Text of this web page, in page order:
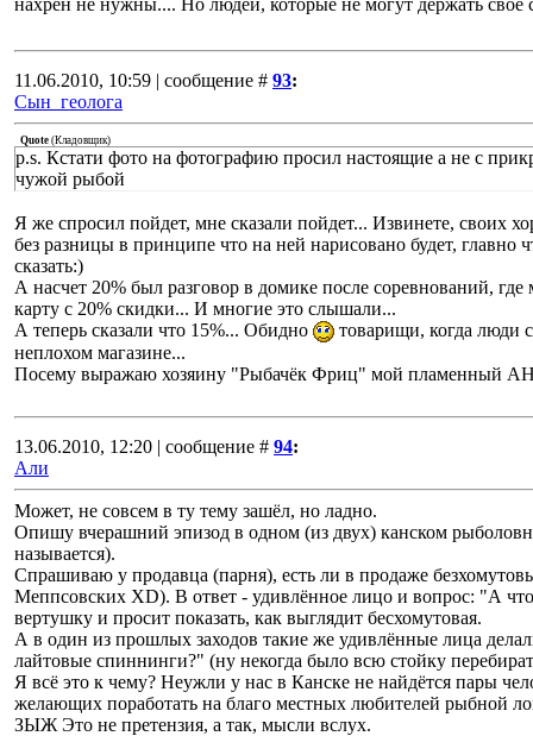
нахрен не нужны.... Но людей, которые не могут держать
11.06.2010, 10:59 | сообщение # 93:
Сын_геолога
Quote (Кладовщик)
p.s. Кстати фото на фотографию просил настоящие а не с
чужой рыбой
Я же спросил пойдет, мне сказали пойдет... Извинете, своих
без разницы в принципе что на ней нарисовано будет, главно
сказать:)
А насчет 20% был разговор в домике после соревнований,
карту с 20% скидки... И многие это слышали...
А теперь сказали что 15%... Обидно
товарищи, когда люди
неплохом магазине...
Посему выражаю хозяину "Рыбачёк Фриц" мой пламенный
13.06.2010, 12:20 | сообщение # 94:
Али
Может, не совсем в ту тему зашёл, но ладно.
Опишу вчерашний эпизод в одном (из двух) канском
называется).
Спрашиваю у продавца (парня), есть ли в продаже
Меппсовских XD). В ответ - удивлённое лицо и вопрос: "А
вертушку и просит показать, как выглядит бесхомутовая.
А в один из прошлых заходов такие же удивлённые лица
лайтовые спиннинги?" (ну некогда было всю стойку
Я всё это к чему? Неужли у нас в Канске не найдётся пары
желающих поработать на благо местных любителей рыбной
ЗЫЖ Это не претензия, а так, мысли вслух.